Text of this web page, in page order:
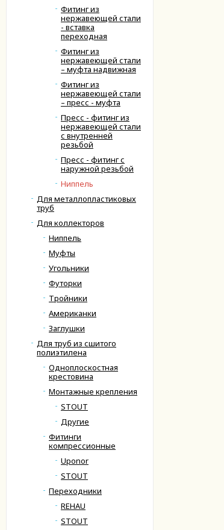
Фитинг из
нержавеющей стали
- вставка
переходная
Фитинг из
нержавеющей стали
– муфта надвижная
Фитинг из
нержавеющей стали
– пресс - муфта
Пресс - фитинг из
нержавеющей стали
с внутренней
резьбой
Пресс - фитинг с
наружной резьбой
Ниппель
Для металлопластиковых
труб
Для коллекторов
Ниппель
Муфты
Угольники
Футорки
Тройники
Американки
Заглушки
Для труб из сшитого
полиэтилена
Одноплоскостная
крестовина
Монтажные крепления
STOUT
Другие
Фитинги
компрессионные
Uponor
STOUT
Переходники
REHAU
STOUT